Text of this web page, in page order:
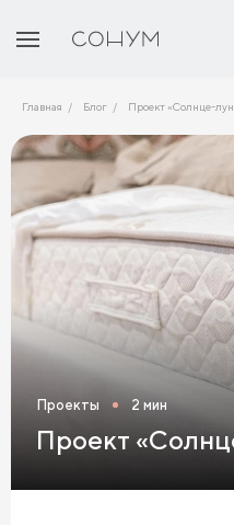
Главная Блог Проект «Солнце-
Проекты 2 мин
Проект